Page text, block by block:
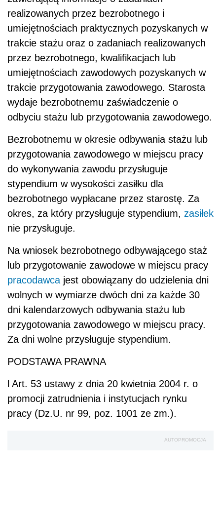
realizowanych przez bezrobotnego i
umiejętnościach praktycznych pozyskanych w
trakcie stażu oraz o zadaniach realizowanych
przez bezrobotnego, kwalifikacjach lub
umiejętnościach zawodowych pozyskanych w
trakcie przygotowania zawodowego. Starosta
wydaje bezrobotnemu zaświadczenie o
odbyciu stażu lub przygotowania zawodowego.
Bezrobotnemu w okresie odbywania stażu lub
przygotowania zawodowego w miejscu pracy
do wykonywania zawodu przysługuje
stypendium w wysokości zasiłku dla
bezrobotnego wypłacane przez starostę. Za
okres, za który przysługuje stypendium, zasiłek
nie przysługuje.
Na wniosek bezrobotnego odbywającego staż
lub przygotowanie zawodowe w miejscu pracy
pracodawca jest obowiązany do udzielenia dni
wolnych w wymiarze dwóch dni za każde 30
dni kalendarzowych odbywania stażu lub
przygotowania zawodowego w miejscu pracy.
Za dni wolne przysługuje stypendium.
PODSTAWA PRAWNA
l Art. 53 ustawy z dnia 20 kwietnia 2004 r. o
promocji zatrudnienia i instytucjach rynku
pracy (Dz.U. nr 99, poz. 1001 ze zm.).
AUTOPROMOCJA